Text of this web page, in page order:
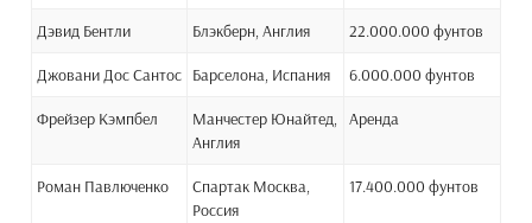
Дэвид Бентли Блэкберн, Англия 22.000.000 фунтов
Джовани Дос Сантос Барселона, Испания 6.000.000 фунтов
Фрейзер Кэмпбел
Манчестер Юнайтед,
Англия
Аренда
Роман Павлюченко
Спартак Москва,
Россия
17.400.000 фунтов